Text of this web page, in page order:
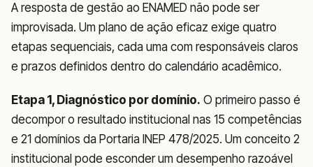
A resposta de gestão ao ENAMED não pode ser
improvisada. Um plano de ação eficaz exige quatro
etapas sequenciais, cada uma com responsáveis claros
e prazos definidos dentro do calendário acadêmico.
Etapa 1, Diagnóstico por domínio. O primeiro passo é
decompor o resultado institucional nas 15 competências
e 21 domínios da Portaria INEP 478/2025. Um conceito 2
institucional pode esconder um desempenho razoável